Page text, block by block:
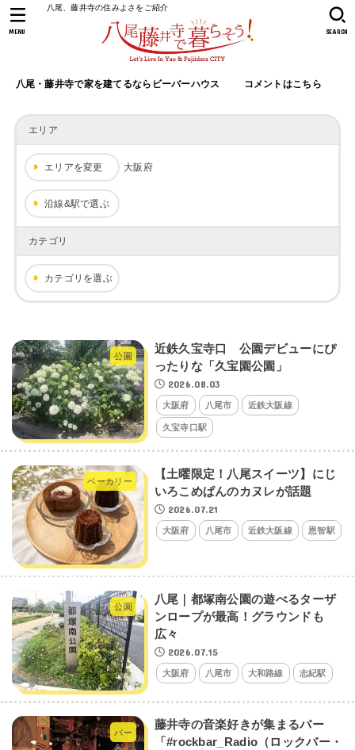
八尾、藤井寺の住みよさをご紹介
八尾・藤井寺で家を建てるならビーバーハウス コメントはこちら
SEARCH
MENU
エリア
エリアを変更 大阪府
沿線&駅で選ぶ
カテゴリ
カテゴリを選ぶ
公園
近鉄久宝寺口 公園デビューにぴ
ったりな「久宝園公園」
2026.08.03
大阪府 八尾市 近鉄大阪線
久宝寺口駅
ベーカリー
【土曜限定！八尾スイーツ】にじ
いろこめぱんのカヌレが話題
2026.07.21
大阪府 八尾市 近鉄大阪線 恩智駅
公園
八尾｜都塚南公園の遊べるターザ
ンロープが最高！グラウンドも
広々
2026.07.15
大阪府 八尾市 大和路線 志紀駅
バー
藤井寺の音楽好きが集まるバー
「#rockbar_Radio（ロックバー・